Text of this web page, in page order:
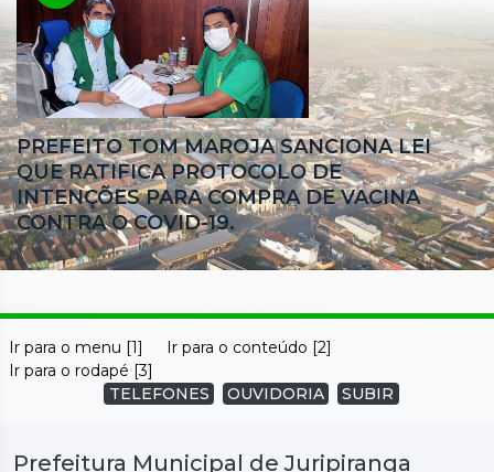
PREFEITO TOM MAROJA SANCIONA LEI
QUE RATIFICA PROTOCOLO DE
INTENÇÕES PARA COMPRA DE VACINA
CONTRA O COVID-19.
Ir para o menu [1]
Ir para o conteúdo [2]
Ir para o rodapé [3]
TELEFONES
OUVIDORIA SUBIR
Prefeitura Municipal de Juripiranga